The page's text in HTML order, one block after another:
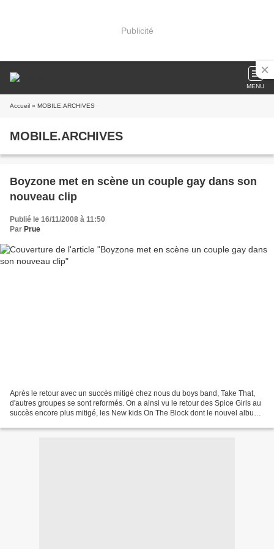
Publicité
MENU
Accueil » MOBILE.ARCHIVES
MOBILE.ARCHIVES
Boyzone met en scène un couple gay dans son
nouveau clip
Publié le 16/11/2008 à 11:50
Par Prue
Après le retour avec un succès mitigé chez nous du boys band, Take That,
d'autres groupes se sont reformés. On a ainsi vu le retour des Spice Girls au
succès encore plus mitigé, les New kids On The Block dont le nouvel album